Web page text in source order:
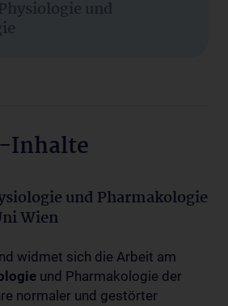
und
Inhalte
und Pharmakologie
Wien
widmet sich die Arbeit am
und Pharmakologie der
normaler und gestörter